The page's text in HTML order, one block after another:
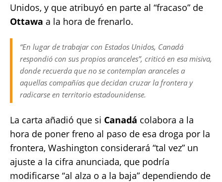
Unidos, y que atribuyó en parte al “fracaso” de
Ottawa a la hora de frenarlo.
“En lugar de trabajar con Estados Unidos, Canadá
respondió con sus propios aranceles”, criticó en esa misiva,
donde recuerda que no se contemplan aranceles a
aquellas compañías que decidan cruzar la frontera y
radicarse en territorio estadounidense.
La carta añadió que si Canadá colabora a la
hora de poner freno al paso de esa droga por la
frontera, Washington considerará “tal vez” un
ajuste a la cifra anunciada, que podría
modificarse “al alza o a la baja” dependiendo de